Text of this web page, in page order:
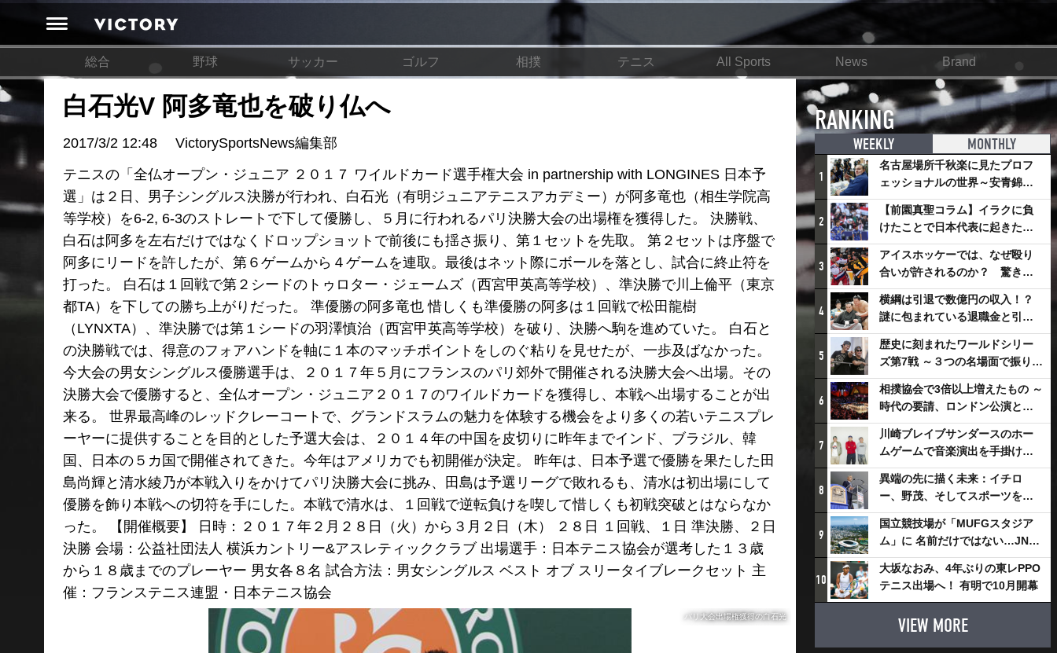
総合 野球 サッカー ゴルフ 相撲 テニス All Sports News Brand
白石光V 阿多竜也を破り仏へ
2017/3/2 12:48
VictorySportsNews編集部
テニスの「全仏オープン・ジュニア ２０１７ ワイルドカード選手権大会 in partnership with LONGINES 日本予
選」は２日、男子シングルス決勝が行われ、白石光（有明ジュニアテニスアカデミー）が阿多竜也（相生学院高
等学校）を6-2, 6-3のストレートで下して優勝し、５月に行われるパリ決勝大会の出場権を獲得した。 決勝戦、
白石は阿多を左右だけではなくドロップショットで前後にも揺さ振り、第１セットを先取。 第２セットは序盤で
阿多にリードを許したが、第６ゲームから４ゲームを連取。最後はネット際にボールを落とし、試合に終止符を
打った。 白石は１回戦で第２シードのトゥロター・ジェームズ（西宮甲英高等学校）、準決勝で川上倫平（東京
都TA）を下しての勝ち上がりだった。 準優勝の阿多竜也 惜しくも準優勝の阿多は１回戦で松田龍樹
（LYNXTA）、準決勝では第１シードの羽澤慎治（西宮甲英高等学校）を破り、決勝へ駒を進めていた。 白石と
の決勝戦では、得意のフォアハンドを軸に１本のマッチポイントをしのぐ粘りを見せたが、一歩及ばなかった。
今大会の男女シングルス優勝選手は、２０１７年５月にフランスのパリ郊外で開催される決勝大会へ出場。その
決勝大会で優勝すると、全仏オープン・ジュニア２０１７のワイルドカードを獲得し、本戦へ出場することが出
来る。 世界最高峰のレッドクレーコートで、グランドスラムの魅力を体験する機会をより多くの若いテニスプレ
ーヤーに提供することを目的とした予選大会は、２０１４年の中国を皮切りに昨年までインド、ブラジル、韓
国、日本の５カ国で開催されてきた。今年はアメリカでも初開催が決定。 昨年は、日本予選で優勝を果たした田
島尚輝と清水綾乃が本戦入りをかけてパリ決勝大会に挑み、田島は予選リーグで敗れるも、清水は初出場にして
優勝を飾り本戦への切符を手にした。本戦で清水は、１回戦で逆転負けを喫して惜しくも初戦突破とはならなか
った。 【開催概要】 日時：２０１７年２月２８日（火）から３月２日（木） ２８日 １回戦、１日 準決勝、２日
決勝 会場：公益社団法人 横浜カントリー&アスレティッククラブ 出場選手：日本テニス協会が選考した１３歳
から１８歳までのプレーヤー 男女各８名 試合方法：男女シングルス ベスト オブ スリータイブレークセット 主
催：フランステニス連盟・日本テニス協会
パリ大会出場権獲得の白石光
RANKING
WEEKLY MONTHLY
1
名古屋場所千秋楽に見たプロフ
ェッショナルの世界～安青錦の
優勝を巡るさまざまなドラマ
2
【前園真聖コラム】イラクに負
けたことで日本代表に起きたプ
ラスとは
3
アイスホッケーでは、なぜ殴り
合いが許されるのか？ 驚きの
「ファイティング」ルールにつ
いて
4
横綱は引退で数億円の収入！？
謎に包まれている退職金と引退
相撲興行
5
歴史に刻まれたワールドシリー
ズ第7戦 ～３つの名場面で振り返
る～
6
相撲協会で3倍以上増えたもの ～
時代の要請、ロンドン公演と古
式大相撲
7
川崎ブレイブサンダースのホー
ムゲームで音楽演出を手掛ける
スチャダラパーが川崎新！アリ
ーナシティ・プロジェクトを語
る 「楽しみでしかないでしょ。
川崎は、ずっと成長曲線だか
ら」
8
異端の先に描く未来：イチロ
ー、野茂、そしてスポーツを支
える科学界の挑戦
9
国立競技場が「MUFGスタジア
ム」に 名前だけではない…JNSE
とMUFGが“共創”し描く地域活
性化・社会価値創造の近未来図
とは
10
大坂なおみ、4年ぶりの東レPPO
テニス出場へ！ 有明で10月開幕
VIEW MORE